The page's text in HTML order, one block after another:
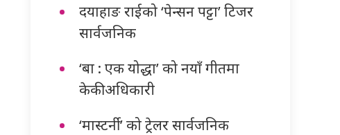
दयाहाङ राईको ‘पेन्सन पट्टा’ टिजर
सार्वजनिक
‘बा : एक योद्धा’ को नयाँ गीतमा
केकी अधिकारी
‘मास्टर्नी’ को ट्रेलर सार्वजनिक